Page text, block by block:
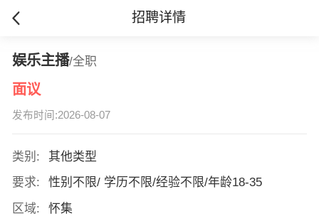
招聘详情
娱乐主播/全职
面议
发布时间:2026-08-07
类别:
其他类型
要求:
性别不限/ 学历不限/经验不限/年龄18-35
区域:
怀集